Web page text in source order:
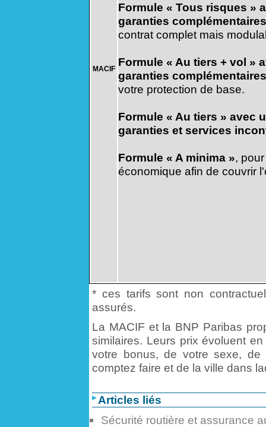
MACIF
Formule « Tous risques »
garanties complémentaires
contrat complet mais
Formule « Au tiers + vol »
garanties complémentaires
votre protection de base.
Formule « Au tiers » avec
garanties et services
Formule « A minima »,
économique afin de couvrir
* ces tarifs sont non
assurés.
La MACIF et la BNP Paribas
similaires. Leurs prix évoluent
votre bonus, de votre sexe,
comptez faire et de la ville dans
Articles liés
Sécurité routière et assurance